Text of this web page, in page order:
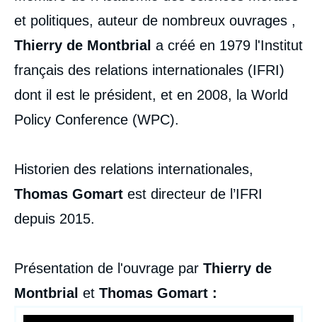
et politiques, auteur de nombreux ouvrages ,
Thierry de Montbrial a créé en 1979 l'Institut
français des relations internationales (IFRI)
dont il est le président, et en 2008, la World
Policy Conference (WPC).
Historien des relations internationales,
Thomas Gomart est directeur de l’IFRI
depuis 2015.
Présentation de l'ouvrage par Thierry de
Montbrial et Thomas Gomart :
de
Thierry de MONTBRIAL, Thomas GOMART,